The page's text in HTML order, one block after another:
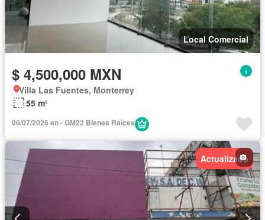
Local Comercial
$ 4,500,000 MXN
Villa Las Fuentes, Monterrey
55 m²
06/07/2026 en - GM22 Bienes Raíces
Actualizado